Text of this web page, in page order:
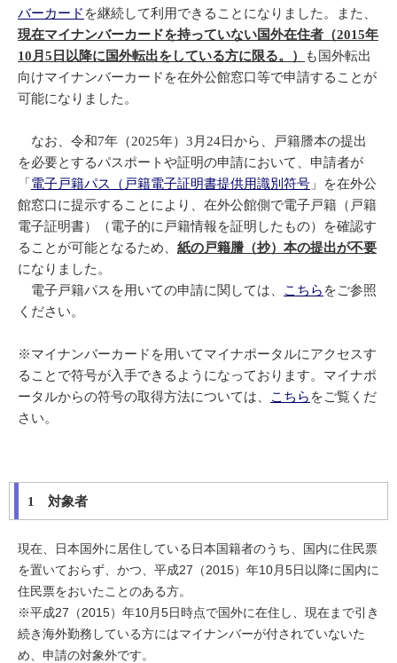
バーカード を継続して利用できることになりました。また、
現在マイナンバーカードを持っていない国外在住者（2015年
10月5日以降に国外転出をしている方に限る。）
も国外転出
向けマイナンバーカードを在外公館窓口等で申請することが
可能になりました。
なお、令和7年（2025年）3月24日から、戸籍謄本の提出
を必要とするパスポートや証明の申請において、申請者が
「 電子戸籍パス（戸籍電子証明書提供用識別符号 」を在外公
館窓口に提示することにより、在外公館側で電子戸籍（戸籍
電子証明書）（電子的に戸籍情報を証明したもの）を確認す
ることが可能となるため、 紙の戸籍謄（抄）本の提出が不要
になりました。
電子戸籍パスを用いての申請に関しては、
こちら をご参照
ください。
※マイナンバーカードを用いてマイナポータルにアクセスす
ることで符号が入手できるようになっております。マイナポ
ータルからの符号の取得方法については、
こちら をご覧くだ
さい。
1 対象者
現在、日本国外に居住している日本国籍者のうち、国内に住民票
を置いておらず、かつ、平成27（2015）年10月5日以降に国内に
住民票をおいたことのある方。
※平成27（2015）年10月5日時点で国外に在住し、現在まで引き
続き海外勤務している方にはマイナンバーが付されていないた
め、申請の対象外です。